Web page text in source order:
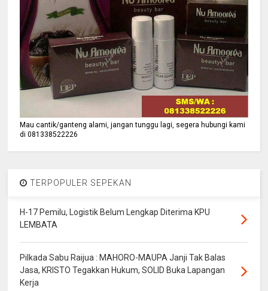
Mau cantik/ganteng alami, jangan tunggu lagi, segera hubungi kami
di 081338522226
TERPOPULER SEPEKAN
H-17 Pemilu, Logistik Belum Lengkap Diterima KPU
LEMBATA
Pilkada Sabu Raijua : MAHORO-MAUPA Janji Tak Balas
Jasa, KRISTO Tegakkan Hukum, SOLID Buka Lapangan
Kerja